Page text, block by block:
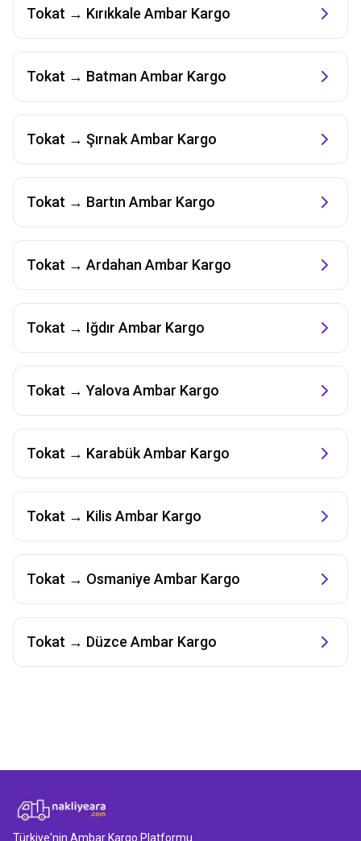
Tokat → Kırıkkale Ambar Kargo
Tokat → Batman Ambar Kargo
Tokat → ŞırnakAmbar Kargo
Tokat → Bartın Ambar Kargo
Tokat → Ardahan Ambar Kargo
Tokat → Iğdır Ambar Kargo
Tokat → Yalova Ambar Kargo
Tokat → KarabükAmbar Kargo
Tokat → Kilis Ambar Kargo
Tokat → Osmaniye Ambar Kargo
Tokat → Düzce Ambar Kargo
Türkiye'nin Ambar Kargo Platformu